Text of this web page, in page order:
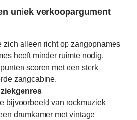
uniek verkoopargument
zich alleen richt op zangopnames
heeft minder ruimte nodig,
scoren met een sterk
zangcabine.
bijvoorbeeld van rockmuziek
drumkamer met vintage